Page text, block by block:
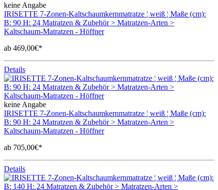
keine Angabe
IRISETTE 7-Zonen-Kaltschaumkernmatratze ¦ weiß ¦ Maße (cm):
B: 90 H: 24 Matratzen & Zubehör > Matratzen-Arten >
Kaltschaum-Matratzen - Höffner
ab 469,00€*
Details
keine Angabe
IRISETTE 7-Zonen-Kaltschaumkernmatratze ¦ weiß ¦ Maße (cm):
B: 90 H: 24 Matratzen & Zubehör > Matratzen-Arten >
Kaltschaum-Matratzen - Höffner
ab 705,00€*
Details